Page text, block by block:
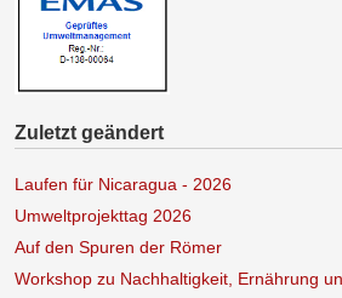
Zuletzt geändert
Laufen für Nicaragua - 2026
Umweltprojekttag 2026
Auf den Spuren der Römer
Workshop zu Nachhaltigkeit, Ernährung